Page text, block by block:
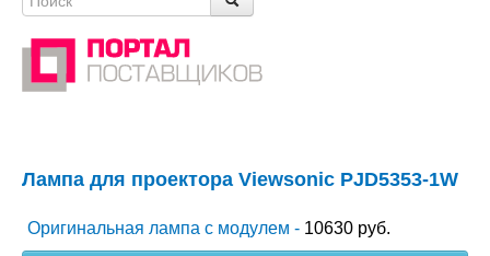
Лампа для проектора Viewsonic PJD5353-1W
Оригинальная лампа с модулем - 10630 руб.